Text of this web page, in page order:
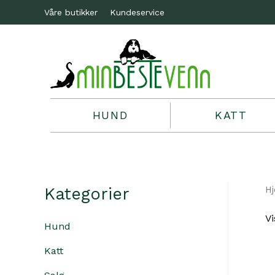
Våre butikker Kundeservice
HUND KATT
Kategorier
Hund
Katt